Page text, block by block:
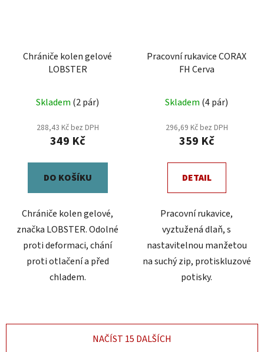
Chrániče kolen gelové
LOBSTER
Skladem (2 pár)
288,43 Kč bez DPH
349 Kč
DO KOŠÍKU
Chrániče kolen gelové,
značka LOBSTER. Odolné
proti deformaci, chání
proti otlačení a před
chladem.
Pracovní rukavice CORAX
FH Cerva
hodnocení
produktu
je
z
Skladem (4 pár)
296,69 Kč bez DPH
359 Kč
DETAIL
Pracovní rukavice,
vyztužená dlaň, s
nastavitelnou manžetou
na suchý zip, protiskluzové
potisky.
NAČÍST 15 DALŠÍCH